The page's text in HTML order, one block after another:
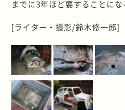
までに3年ほど要することにな
[ライター・撮影/鈴木修一郎]